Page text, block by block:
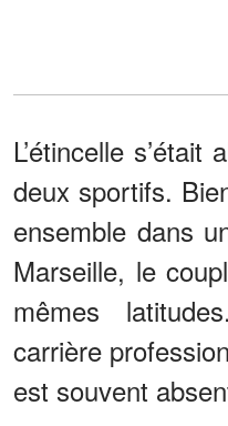
L’étincelle
deux sportifs.
ensemble dans
Marseille, le
mêmes
carrière
est souvent